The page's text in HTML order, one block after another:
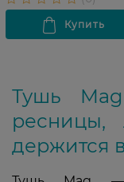
Тушь
ресницы,
держится